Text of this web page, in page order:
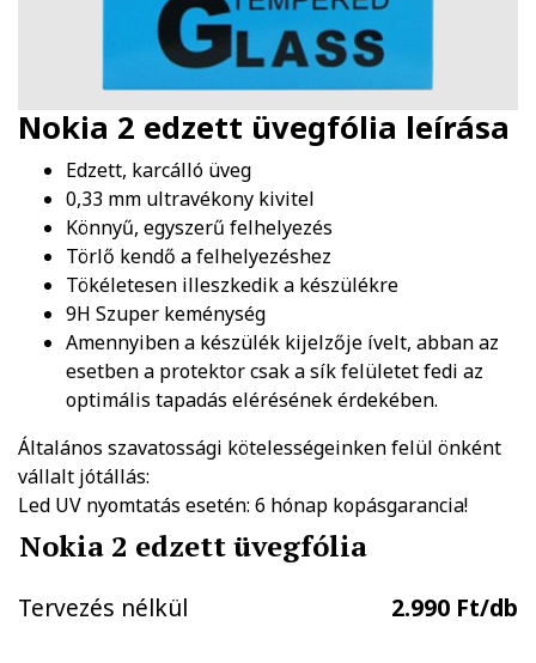
Nokia 2 edzett üvegfólia leírása
Edzett, karcálló üveg
0,33 mm ultravékony kivitel
Könnyű, egyszerű felhelyezés
Törlő kendő a felhelyezéshez
Tökéletesen illeszkedik a készülékre
9H Szuper keménység
Amennyiben a készülék kijelzője ívelt, abban az
esetben a protektor csak a sík felületet fedi az
optimális tapadás elérésének érdekében.
Általános szavatossági kötelességeinken felül önként
vállalt jótállás:
Led UV nyomtatás esetén: 6 hónap kopásgarancia!
Nokia 2 edzett üvegfólia
Tervezés nélkül 2.990 Ft/db